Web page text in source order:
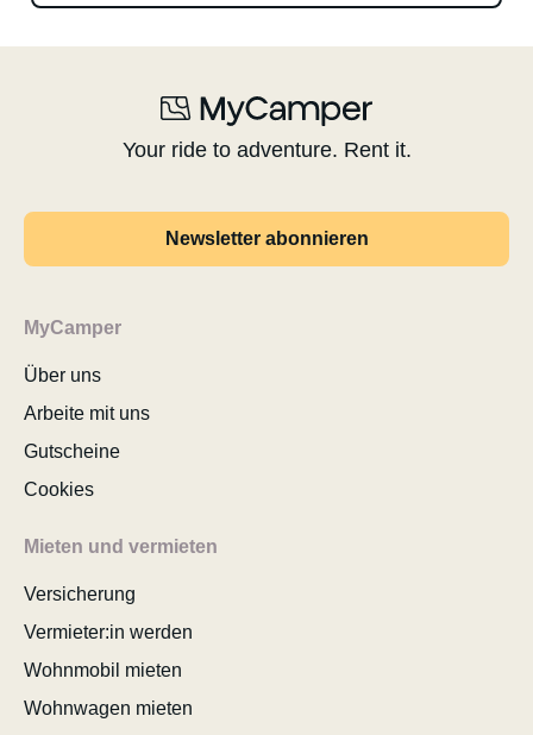
Your ride to adventure. Rent it.
Newsletter abonnieren
MyCamper
Über uns
Arbeite mit uns
Gutscheine
Cookies
Mieten und vermieten
Versicherung
Vermieter:in werden
Wohnmobil mieten
Wohnwagen mieten